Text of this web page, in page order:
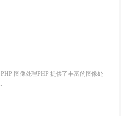
图像处理PHP 提供了丰富的图像处